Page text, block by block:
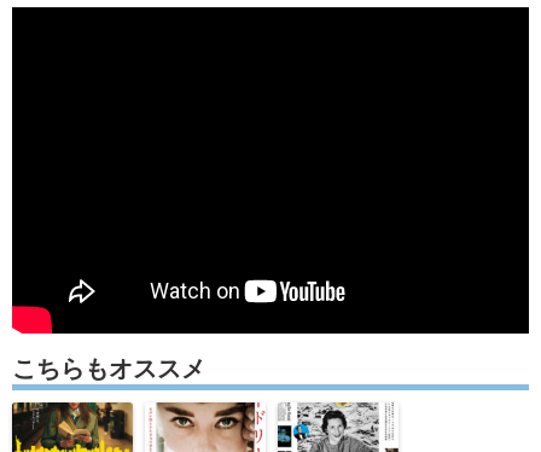
こちらもオススメ